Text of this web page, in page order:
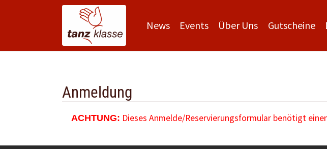
News Events Über Uns Gutscheine
Anmeldung
ACHTUNG: Dieses Anmelde/Reservierungsformular benötigt